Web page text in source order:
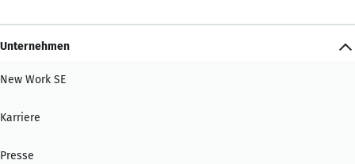
Unternehmen
New Work SE
Karriere
Presse